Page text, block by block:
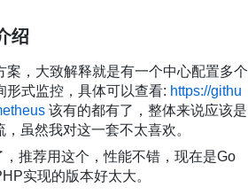
绍
案，大致解释就是有一个中心配置多个
形式监控，具体可以查看: https://githu
该有的都有了，整体来说应该是
虽然我对这一套不太喜欢。
推荐用这个，性能不错，现在是Go
实现的版本好太大。